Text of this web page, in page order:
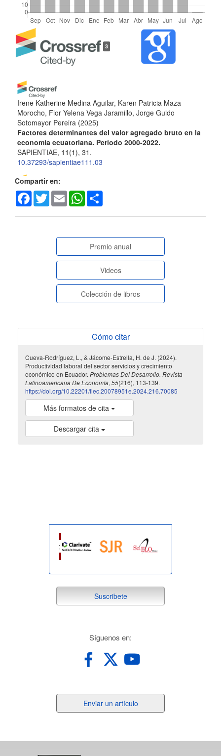
Detalles
del
artículo
3
Irene Katherine Medina Aguilar, Karen Patricia Maza
Morocho, Flor Yelena Vega Jaramillo, Jorge Guido
Sotomayor Pereira (2025)
Factores determinantes del valor agregado bruto en la
economía ecuatoriana. Período 2000-2022.
SAPIENTIAE, 11(1), 31.
10.37293/sapientiae111.03
David Israel Chiriboga Montoya, Kelly Nicole Gonzalez
Zambrano, John Alexander Campuzano Vásquez
Elementos para el éxito de las pymes en el cantón
Erwin Jhomar Ramos Alvarado, Rosa Mayra Llerena
Guevara, Mireya Patricia Flores Jaen, Bryan Adrián Rivas
Pinargote, Jean Antonio Cornejo Mantuano (2025)
Compartir en:
Facebook
Twitter Email WhatsApp
paginasespeciales
Premio anual
Videos
Colección de libros
Cómo citar
Cueva-Rodríguez, L., & Jácome-Estrella, H. de J. (2024).
Productividad laboral del sector servicios y crecimiento
económico en Ecuador. Problemas Del Desarrollo. Revista
Latinoamericana De Economía, 55(216), 113-139.
https://doi.org/10.22201/iiec.20078951e.2024.216.70085
Más formatos de cita
Descargar cita
suscribete
Suscribete
Síguenos en:
un
Enviar un artículo